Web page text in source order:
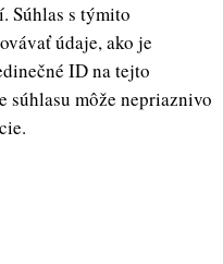
Súhlas s týmito
údaje, ako je
ID na tejto
súhlasu môže nepriaznivo